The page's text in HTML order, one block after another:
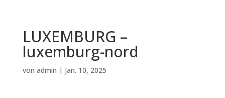
LUXEMBURG –
luxemburg-nord
von admin | Jan. 10, 2025